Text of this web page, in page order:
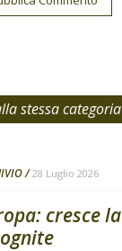
stessa categoria
28 Luglio 2026
cresce